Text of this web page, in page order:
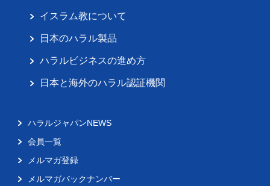
イスラム教について
日本のハラル製品
ハラルビジネスの進め方
日本と海外のハラル認証機関
ハラルジャパンNEWS
会員一覧
メルマガ登録
メルマガバックナンバー